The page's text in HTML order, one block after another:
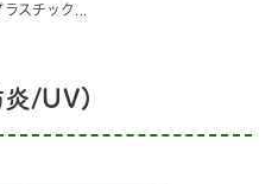
スチック...
炎/UV)